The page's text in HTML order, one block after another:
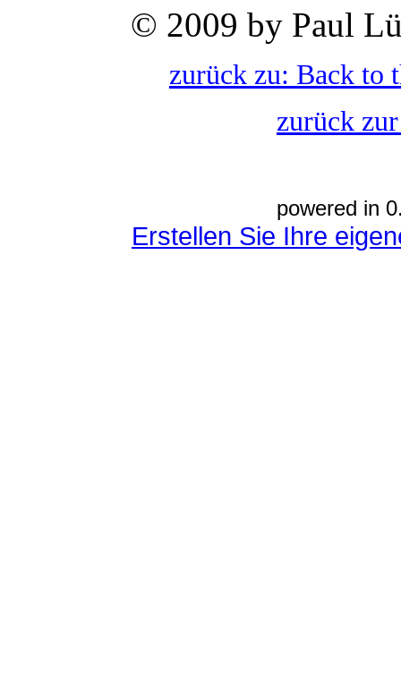
© 2009 by Paul
zurück zu: Back to
zurück
powered in
Erstellen Sie Ihre